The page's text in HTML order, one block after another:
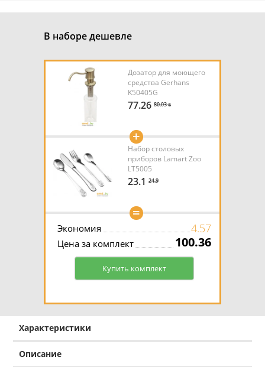
В наборе дешевле
Дозатор для моющего
средства Gerhans
K50405G
77.26 80.03 ƃ
+
Набор столовых
приборов Lamart Zoo
LT5005
23.1 24.9
=
Экономия 4.57
Цена за комплект 100.36
Купить комплект
Характеристики
Описание